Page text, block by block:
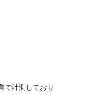
で計測しており